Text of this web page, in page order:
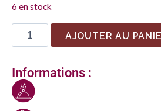
6 en stock
AJOUTER AU
Informations :